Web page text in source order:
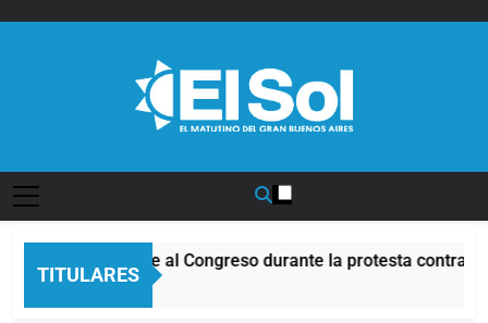
TITULARES
Incidentes frente al Congreso durante la protesta contra la
9 Horas Atrás